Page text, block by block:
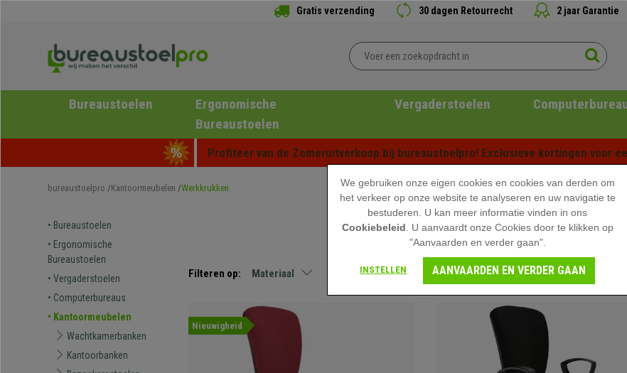
Gratis verzending 30 dagen Retourrecht 2 jaar Garantie
Bureaustoelen
Ergonomische
Bureaustoelen
Vergaderstoelen
Profiteer van de Zomeruitverkoop bij bureaustoelpro! Exclusieve kortingen voor
bureaustoelpro Kantoormeubelen Werkkrukken
• Bureaustoelen
• Ergonomische
Bureaustoelen
• Vergaderstoelen
• Computerbureaus
• Kantoormeubelen
Wachtkamerbanken
Kantoorbanken
WERKKRUKKEN
Filteren op: Materiaal Kleuren Uw lengte Prijs
Nieuwigheid
We gebruiken onze eigen cookies en cookies van derden om
het verkeer op onze website te analyseren en uw navigatie te
bestuderen. U kan meer informatie vinden in ons
Cookiebeleid . U aanvaardt onze Cookies door te klikken op
"Aanvaarden en verder gaan".
INSTELLEN AANVAARDEN EN VERDER GAAN